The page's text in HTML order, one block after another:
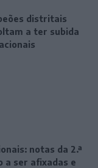
distritais
a ter subida
notas da 2.ª
a ser afixadas e